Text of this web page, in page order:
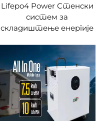
Lifepo4 Power Стенски
систем за
складиштење енергије